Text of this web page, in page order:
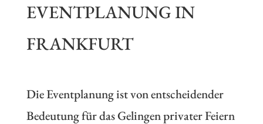
EVENTPLANUNGIN
FRANKFURT
DieEventplanungist von entscheidender
Bedeutung für das Gelingen privater Feiern